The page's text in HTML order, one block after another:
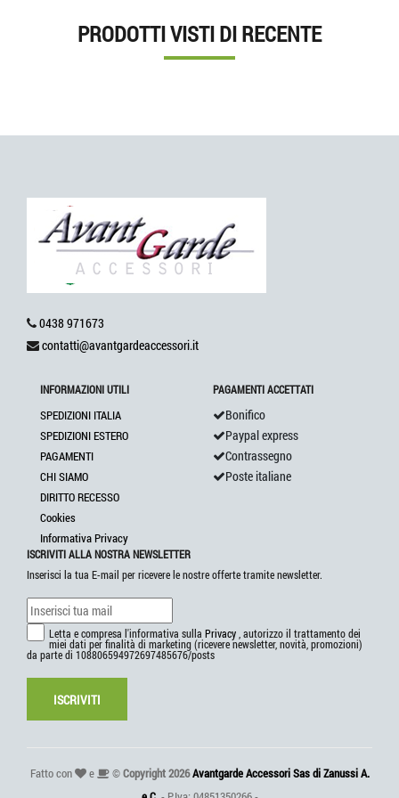
PRODOTTI VISTI DI RECENTE
0438 971673
contatti@avantgardeaccessori.it
INFORMAZIONI UTILI
SPEDIZIONI ITALIA
SPEDIZIONI ESTERO
PAGAMENTI
CHI SIAMO
DIRITTO RECESSO
Cookies
Informativa Privacy
PAGAMENTI ACCETTATI
Bonifico
Paypal express
Contrassegno
Poste italiane
ISCRIVITI ALLA NOSTRA NEWSLETTER
Inserisci la tua E-mail per ricevere le nostre offerte tramite newsletter.
Letta e compresa l'informativa sulla Privacy , autorizzo il trattamento dei
miei dati per finalità di marketing (ricevere newsletter, novità, promozioni)
da parte di 108806594972697485676/posts
ISCRIVITI
Fatto con e ©Copyright 2026Avantgarde Accessori Sas di Zanussi A.